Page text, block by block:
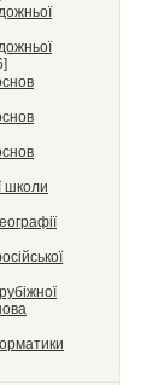
школи